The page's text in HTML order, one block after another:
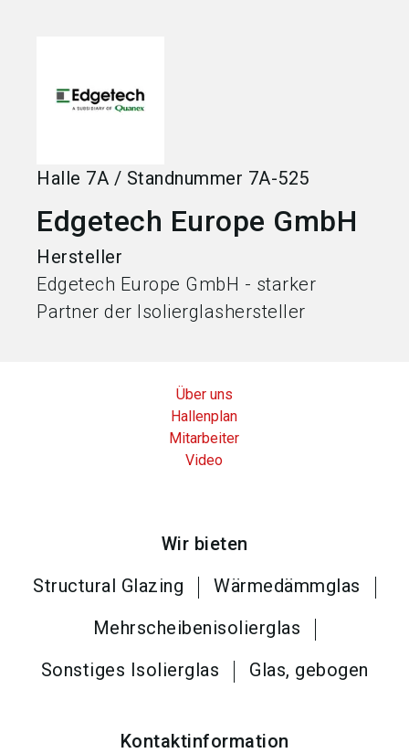
Halle 7A / Standnummer 7A-525
Edgetech Europe GmbH
Hersteller
Edgetech Europe GmbH - starker
Partner der Isolierglashersteller
Über uns
Hallenplan
Mitarbeiter
Video
Wir bieten
Structural Glazing
Wärmedämmglas
Mehrscheibenisolierglas
Sonstiges Isolierglas
Glas, gebogen
Kontaktinformation